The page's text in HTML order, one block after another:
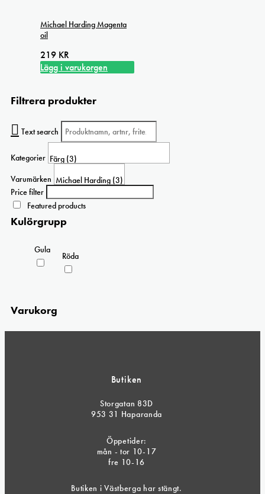
Michael Harding Magenta
oil
219 KR
Lägg i varukorgen
Filtrera produkter
Text search
Kategorier
Varumärken
Price filter
Featured products
Kulörgrupp
Gula
Röda
Varukorg
Butiken
Storgatan 83D
953 31 Haparanda
Öppetider:
mån - tor 10-17
fre 10-16
Butiken i Västberga har stängt.